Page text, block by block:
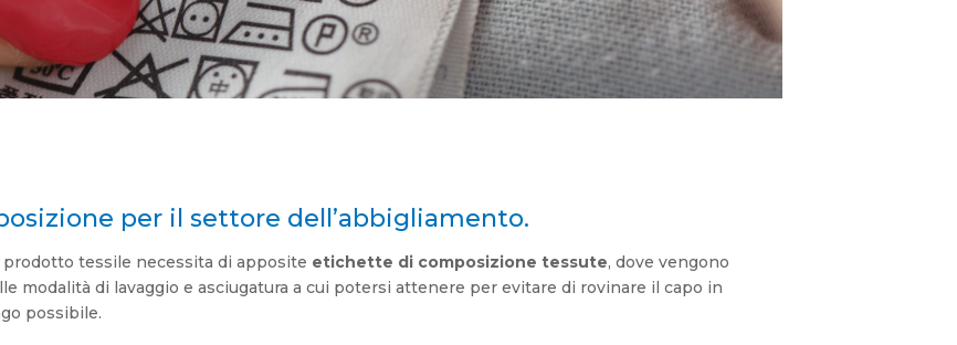
per il settore dell’abbigliamento.
tessile necessita di apposite etichette di composizione tessute, dove vengono
modalità di lavaggio e asciugatura a cui potersi attenere per evitare di rovinare il capo in
possibile.